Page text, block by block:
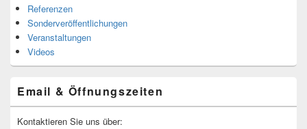
Referenzen
Sonderveröffentlichungen
Veranstaltungen
Videos
Email & Öffnungszeiten
Kontaktieren Sie uns über: